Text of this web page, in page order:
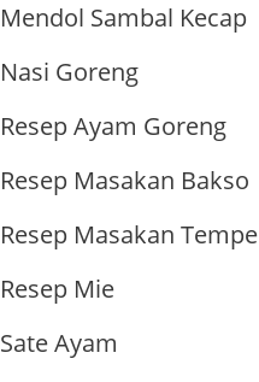
Mendol Sambal Kecap
Nasi Goreng
Resep Ayam Goreng
Resep Masakan Bakso
Resep Masakan Tempe
Resep Mie
Sate Ayam